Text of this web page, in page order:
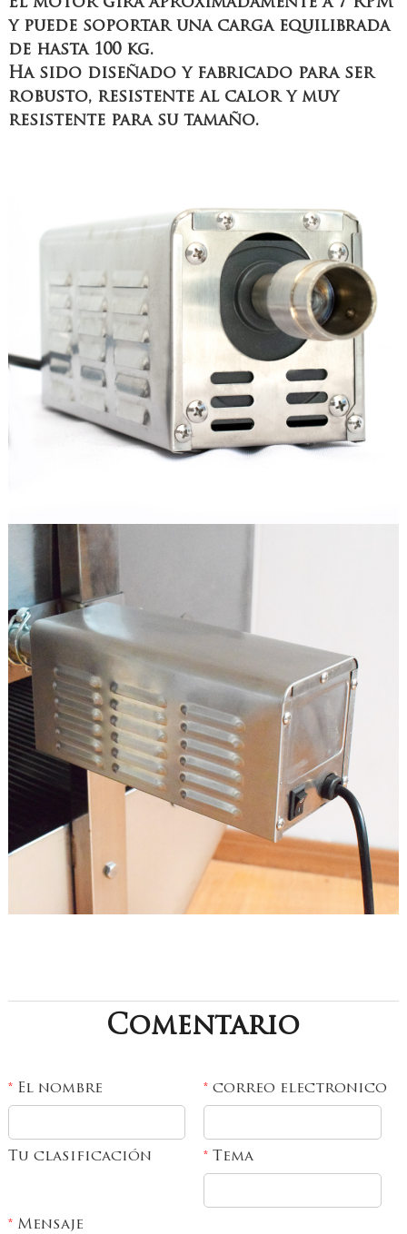
y puede soportar una carga equilibrada
de hasta 100 kg.
Ha sido diseñado y fabricado para ser
robusto, resistente al calor y muy
resistente para su tamaño.
Comentario
*El nombre *correo electronico
Tu clasificación *Tema
*Mensaje